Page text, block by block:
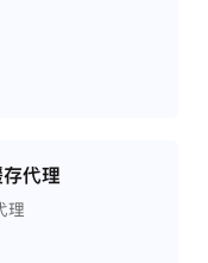
代理
理